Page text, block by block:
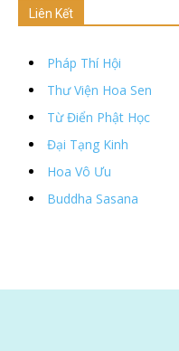
Liên Kết
Pháp Thí Hội
Thư Viện Hoa Sen
Từ Điển Phật Học
Đại Tạng Kinh
Hoa Vô Ưu
Buddha Sasana